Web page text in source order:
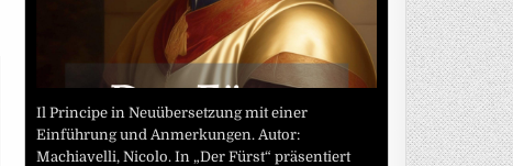
Il Principe in Neuübersetzung mit einer
Einführung und Anmerkungen. Autor:
Machiavelli, Nicolo. In „Der Fürst“ präsentiert